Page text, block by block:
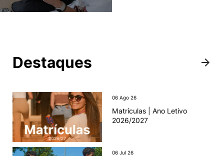
Destaques
06 Ago 26
Matrículas | Ano Letivo
2026/2027
06 Jul 26